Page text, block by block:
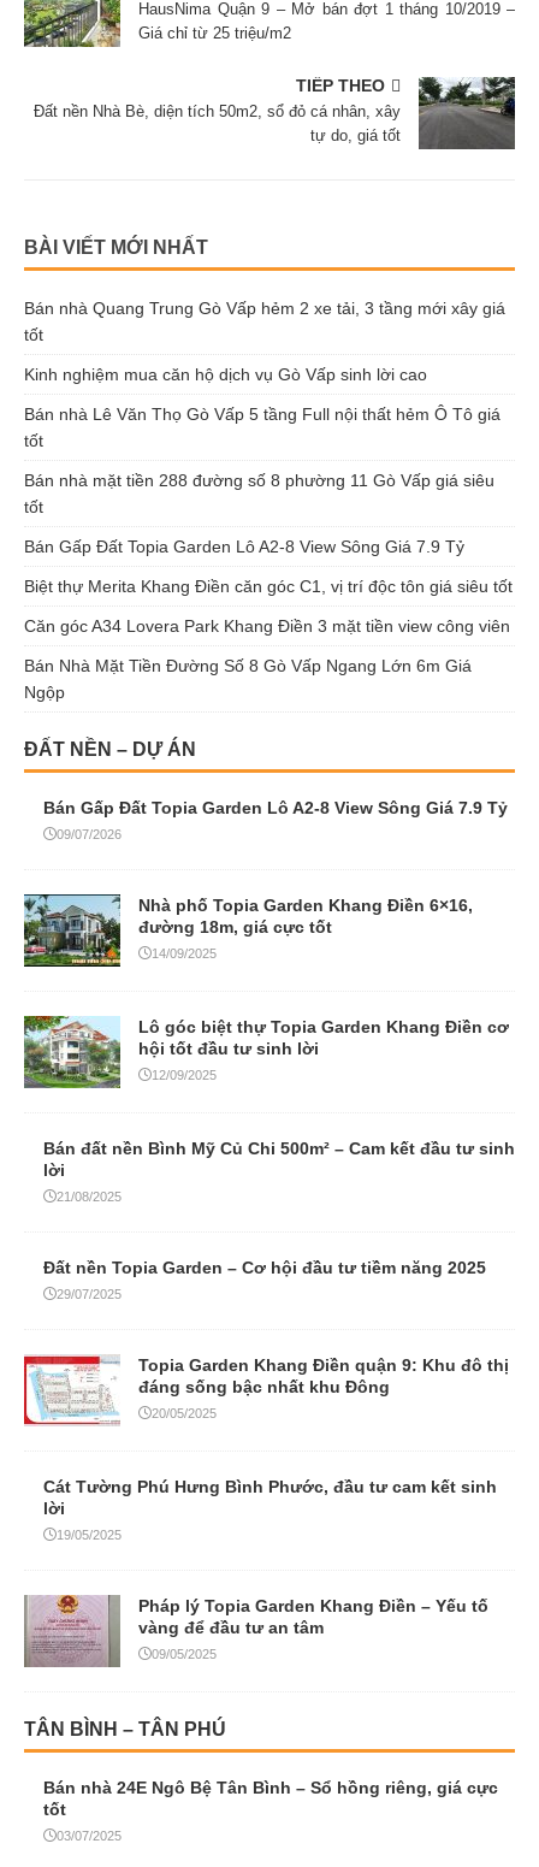
HausNima Quận 9 – Mở bán đợt 1 tháng 10/2019 –
Giá chỉ từ 25 triệu/m2
TIẾP THEO
Đất nền Nhà Bè, diện tích 50m2, sổ đỏ cá nhân, xây
tự do, giá tốt
BÀI VIẾT MỚI NHẤT
Bán nhà Quang Trung Gò Vấp hẻm 2 xe tải, 3 tầng mới xây giá
tốt
Kinh nghiệm mua căn hộ dịch vụ Gò Vấp sinh lời cao
Bán nhà Lê Văn Thọ Gò Vấp 5 tầng Full nội thất hẻm Ô Tô giá
tốt
Bán nhà mặt tiền 288 đường số 8 phường 11 Gò Vấp giá siêu
tốt
Bán Gấp Đất Topia Garden Lô A2-8 View Sông Giá 7.9 Tỷ
Biệt thự Merita Khang Điền căn góc C1, vị trí độc tôn giá siêu tốt
Căn góc A34 Lovera Park Khang Điền 3 mặt tiền view công viên
Bán Nhà Mặt Tiền Đường Số 8 Gò Vấp Ngang Lớn 6m Giá
Ngộp
ĐẤT NỀN – DỰ ÁN
Bán Gấp Đất Topia Garden Lô A2-8 View Sông Giá 7.9 Tỷ
09/07/2026
Nhà phố Topia Garden Khang Điền 6×16,
đường 18m, giá cực tốt
14/09/2025
Lô góc biệt thự Topia Garden Khang Điền cơ
hội tốt đầu tư sinh lời
12/09/2025
Bán đất nền Bình Mỹ Củ Chi 500m² – Cam kết đầu tư sinh
lời
21/08/2025
Đất nền Topia Garden – Cơ hội đầu tư tiềm năng 2025
29/07/2025
Topia Garden Khang Điền quận 9: Khu đô thị
đáng sống bậc nhất khu Đông
20/05/2025
Cát Tường Phú Hưng Bình Phước, đầu tư cam kết sinh
lời
19/05/2025
Pháp lý Topia Garden Khang Điền – Yếu tố
vàng để đầu tư an tâm
09/05/2025
TÂN BÌNH – TÂN PHÚ
Bán nhà 24E Ngô Bệ Tân Bình – Sổ hồng riêng, giá cực
tốt
03/07/2025